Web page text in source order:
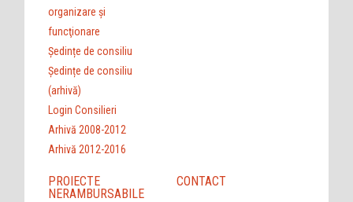
organizare şi
funcţionare
Ședințe de consiliu
Ședințe de consiliu
(arhivă)
Login Consilieri
Arhivă 2008-2012
Arhivă 2012-2016
PROIECTE
NERAMBURSABILE
CONTACT